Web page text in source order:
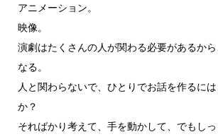
アニメーション。
映像。
演劇はたくさんの人が関わる必要があるか
なる。
人と関わらないで、ひとりでお話を作るに
か？
そればかり考えて、手を動かして、でもし